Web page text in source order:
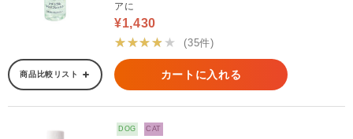
アに
¥1,430
★★★★★
(35件)
商品比較リスト カートに入れる
DOG CAT